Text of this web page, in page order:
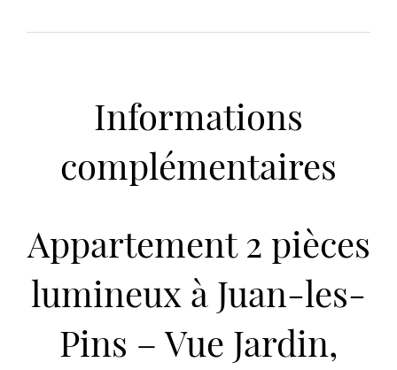
Informations
complémentaires
Appartement 2 pièces
lumineux à Juan-les-
Pins – Vue Jardin,